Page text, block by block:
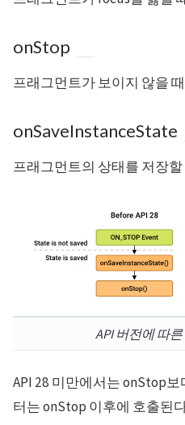
onStop
프래그먼트가 보이지 않을
onSaveInstanceState
프래그먼트의 상태를 저장할
API 버전에 따
API 28 미만에서는 onStop
터는 onStop 이후에 호출된